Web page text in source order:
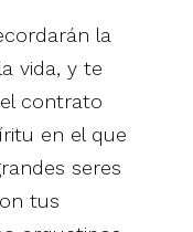
la
vida, y te
contrato
en el que
seres
tus